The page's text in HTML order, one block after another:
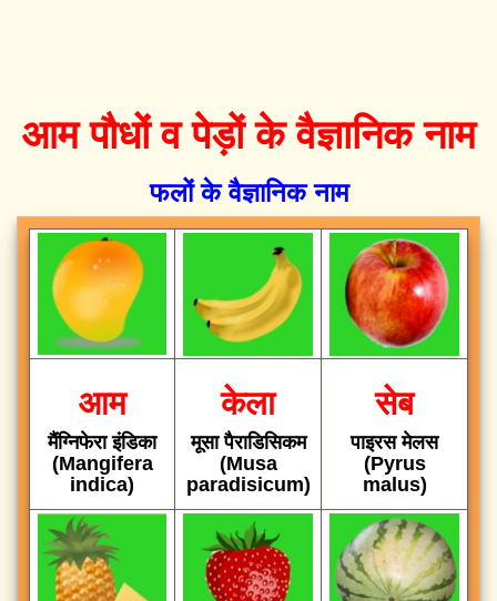
आम पौधों व पेड़ों के वैज्ञानिक नाम
फलों के वैज्ञानिक नाम
आम
मैंग्निफेरा इंडिका
(Mangifera
indica)
केला
मूसा पैराडिसिकम
(Musa
paradisicum)
सेब
पाइरस मेलस
(Pyrus
malus)